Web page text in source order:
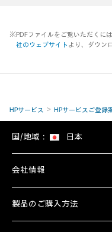
※PDFファイルをご覧いただくには
社のウェブサイト より、ダウン
HPサービス HPサービスご登録
国/地域： 日本
会社情報
製品のご購入方法